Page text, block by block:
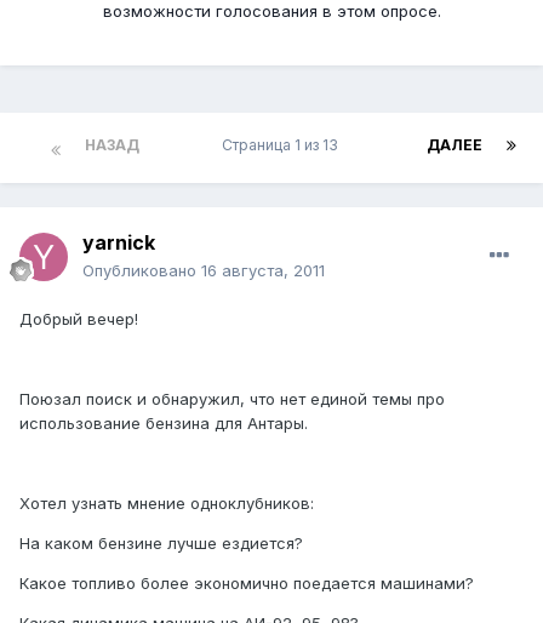
возможности голосования в этом опросе.
НАЗАД ДАЛЕЕ
Страница 1 из 13
yarnick
Опубликовано 16 августа, 2011
Добрый вечер!
Поюзал поиск и обнаружил, что нет единой темы про
использование бензина для Антары.
Хотел узнать мнение одноклубников:
На каком бензине лучше ездиется?
Какое топливо более экономично поедается машинами?